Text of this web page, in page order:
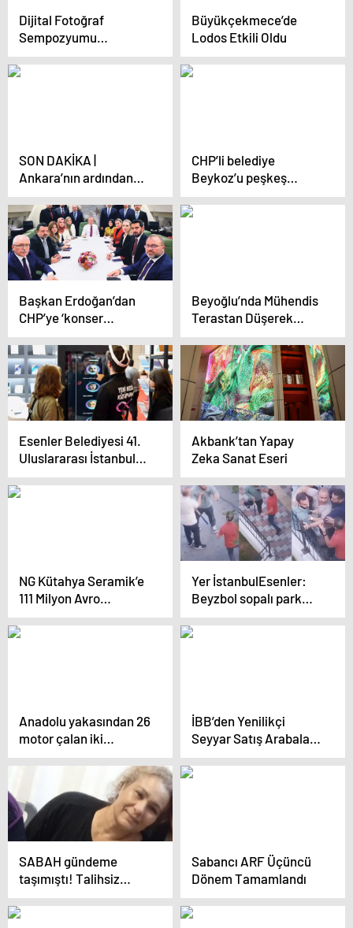
Dijital Fotoğraf
Sempozyumu
Gerçekleşti
Büyükçekmece’de
Lodos Etkili Oldu
SON DAKİKA |
Ankara’nın ardından
İstanbul için de
düğmeye basıldı!
İstanbul Büyükşehir
Belediyesi’ne re’sen
soruşturma
CHP’li belediye
Beykoz’u peşkeş
çekiyor! 3,5 milyar
TL’lik tarım arazisi yok
Başkan Erdoğan’dan
CHP’ye ‘konser
vurgunu’ ve ‘ballı ihale’
tepkisi: Millet adına
hesap sorarız
Beyoğlu’nda Mühendis
Terastan Düşerek
Hayatını Kaybetti
Esenler Belediyesi 41.
Uluslararası İstanbul
Kitap Fuarı’nda
Teknolojiyi ve
Akbank’tan Yapay
Zeka Sanat Eseri
NG Kütahya Seramik’e
111 Milyon Avro
Teknoloji Yatırımı
Yer İstanbulEsenler:
Beyzbol sopalı park
kavgası kamerada!
Anadolu yakasından 26
motor çalan iki
arkadaş yakalandı:
motoru iterek
çalmışlar!
İBB’den Yenilikçi
Seyyar Satış Arabaları:
Beşiktaş Meydanı’nda
Tanıtıldı
SABAH gündeme
taşımıştı! Talihsiz
kadın yaşam
mücadelesini kaybetti
Sabancı ARF Üçüncü
Dönem Tamamlandı